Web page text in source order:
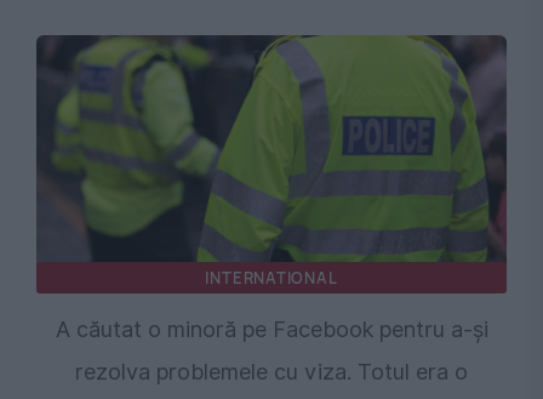
INTERNATIONAL
A căutat o minoră pe Facebook pentru a-și
rezolva problemele cu viza. Totul era o